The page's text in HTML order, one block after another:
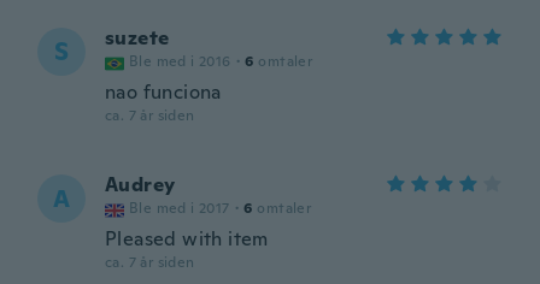
S suzete
Ble med i 2016 · 6 omtaler
nao funciona
ca. 7 år siden
A Audrey
Ble med i 2017 · 6 omtaler
Pleased with item
ca. 7 år siden